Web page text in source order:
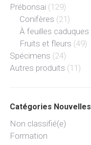
Prébonsai (129)
Conifères (21)
À feuilles caduques
Fruits et fleurs (49)
Spécimens (24)
Autres produits (11)
Catégories Nouvelles
Non classifié(e)
Formation